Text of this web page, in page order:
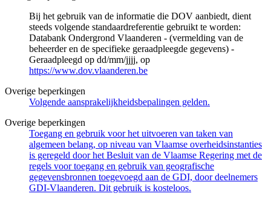
Bij het gebruik van de informatie die DOV aanbiedt, dient
steeds volgende standaardreferentie gebruikt te worden:
Databank Ondergrond Vlaanderen - (vermelding van de
beheerder en de specifieke geraadpleegde gegevens) -
Geraadpleegd op dd/mm/jjjj, op
https://www.dov.vlaanderen.be
Overige beperkingen
Volgende aansprakelijkheidsbepalingen gelden.
Overige beperkingen
Toegang en gebruik voor het uitvoeren van taken van
algemeen belang, op niveau van Vlaamse overheidsinstanties
is geregeld door het Besluit van de Vlaamse Regering met de
regels voor toegang en gebruik van geografische
gegevensbronnen toegevoegd aan de GDI, door deelnemers
GDI-Vlaanderen. Dit gebruik is kosteloos.